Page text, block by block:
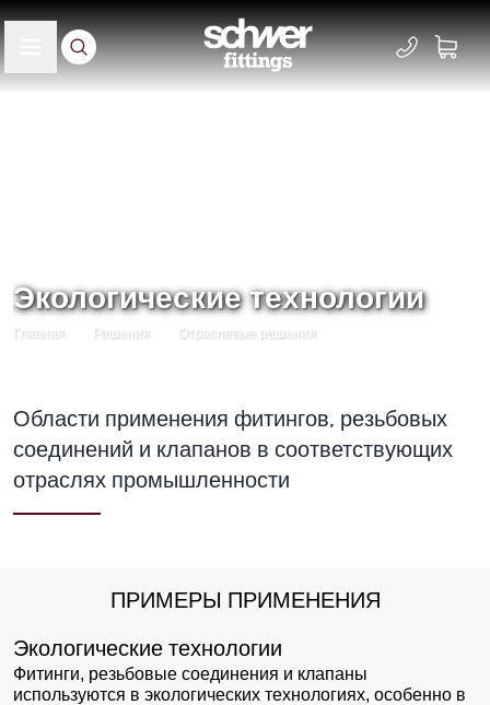
Экологические технологии
Главная Решения Отраслевые решения
Области применения фитингов, резьбовых
соединений и клапанов в соответствующих
отраслях промышленности
ПРИМЕРЫ ПРИМЕНЕНИЯ
Экологические технологии
Фитинги, резьбовые соединения и клапаны
используются в экологических технологиях, особенно в